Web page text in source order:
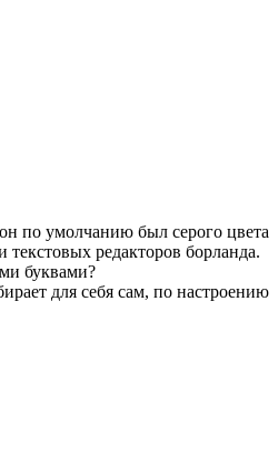
по умолчанию был серого цвета
текстовых редакторов борланда.
буквами?
для себя сам, по настроению